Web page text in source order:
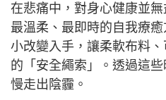
在悲痛中，對身心健康並
最溫柔、最即時的自我療
小改變入手，讓柔軟布料
的「安全繩索」。透過這
慢走出陰霾。